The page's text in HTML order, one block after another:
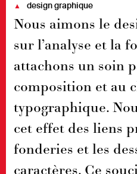
▲ design graphique
Nous aimons le
sur l’analyse et la
attachons un soin
composition et au
typographique.
cet effet des liens
fonderies et les
caractères. Ce